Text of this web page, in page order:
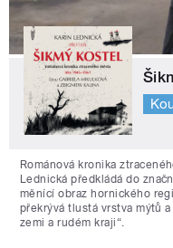
Románová kronika
Lednická předkládá do
měnící obraz hornického
překrývá tlustá vrstva mýtů
zemi a rudém kraji“.